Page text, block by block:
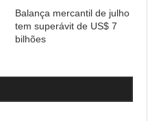
Balança mercantil de julho
tem superávit de US$ 7
bilhões